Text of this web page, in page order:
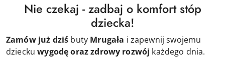
Nie czekaj - zadbaj o komfort stóp
dziecka!
Zamów już dziś buty Mrugała i zapewnij swojemu
dzieckuwygodę oraz zdrowy rozwój każdego dnia.